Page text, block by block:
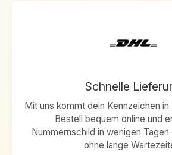
Schnelle
Mit uns kommt dein Kennzeichen in
Bestell bequem online und
Nummernschild in wenigen
ohne lange